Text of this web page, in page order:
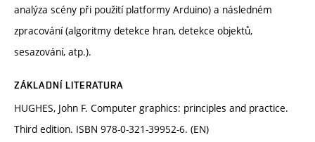
analýza scény při použití platformy Arduino) a následném
zpracování (algoritmy detekce hran, detekce objektů,
sesazování, atp.).
ZÁKLADNÍ LITERATURA
HUGHES, John F. Computer graphics: principles and practice.
Third edition. ISBN 978-0-321-39952-6. (EN)